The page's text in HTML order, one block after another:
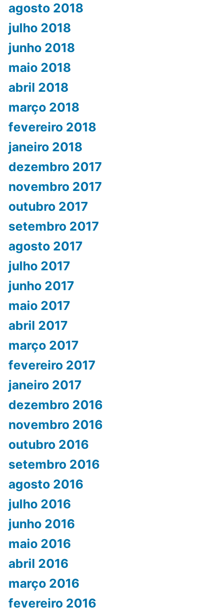
agosto 2018
julho 2018
junho 2018
maio 2018
abril 2018
março 2018
fevereiro 2018
janeiro 2018
dezembro 2017
novembro 2017
outubro 2017
setembro 2017
agosto 2017
julho 2017
junho 2017
maio 2017
abril 2017
março 2017
fevereiro 2017
janeiro 2017
dezembro 2016
novembro 2016
outubro 2016
setembro 2016
agosto 2016
julho 2016
junho 2016
maio 2016
abril 2016
março 2016
fevereiro 2016